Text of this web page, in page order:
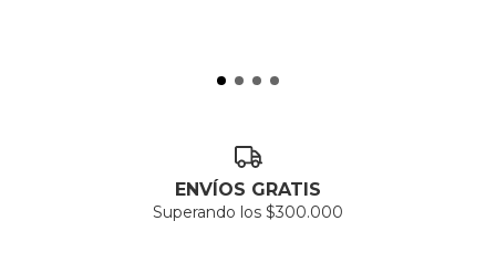
ENVÍOS GRATIS
Superando los $300.000